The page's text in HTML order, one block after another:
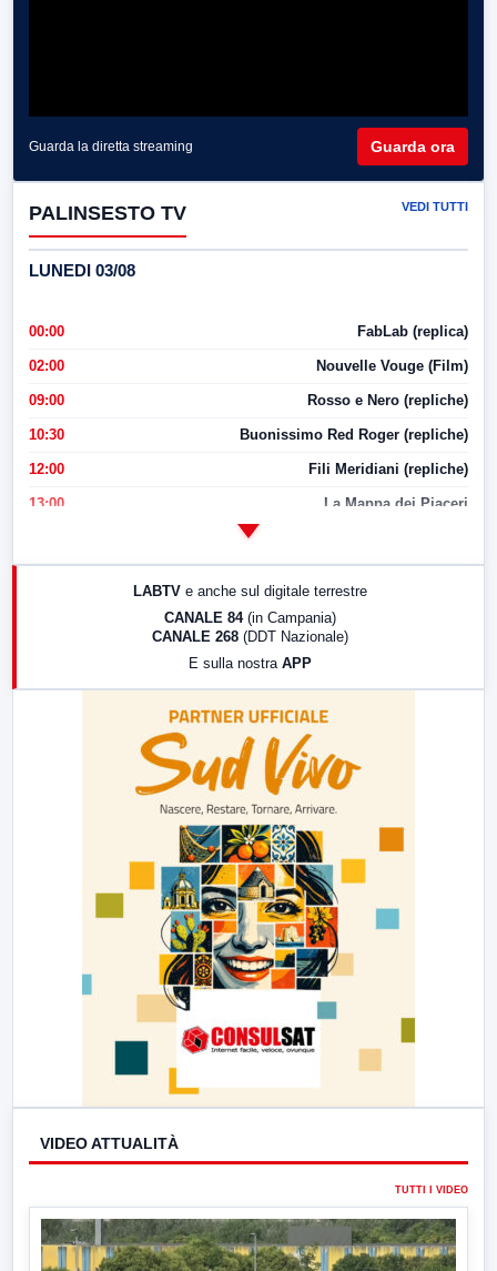
Guarda la diretta streaming Guarda ora
PALINSESTO TV VEDI TUTTI
LUNEDI 03/08
00:00 FabLab (replica)
02:00 Nouvelle Vouge (Film)
09:00 Rosso e Nero (repliche)
10:30 Buonissimo Red Roger (repliche)
12:00 Fili Meridiani (repliche)
13:00 La Mappa dei Piaceri
17:00 LabNews (replica)
LABTV e anche sul digitale terrestre
CANALE 84 (in Campania)
CANALE 268 (DDT Nazionale)
E sulla nostra APP
VIDEO ATTUALITÀ
TUTTI I VIDEO